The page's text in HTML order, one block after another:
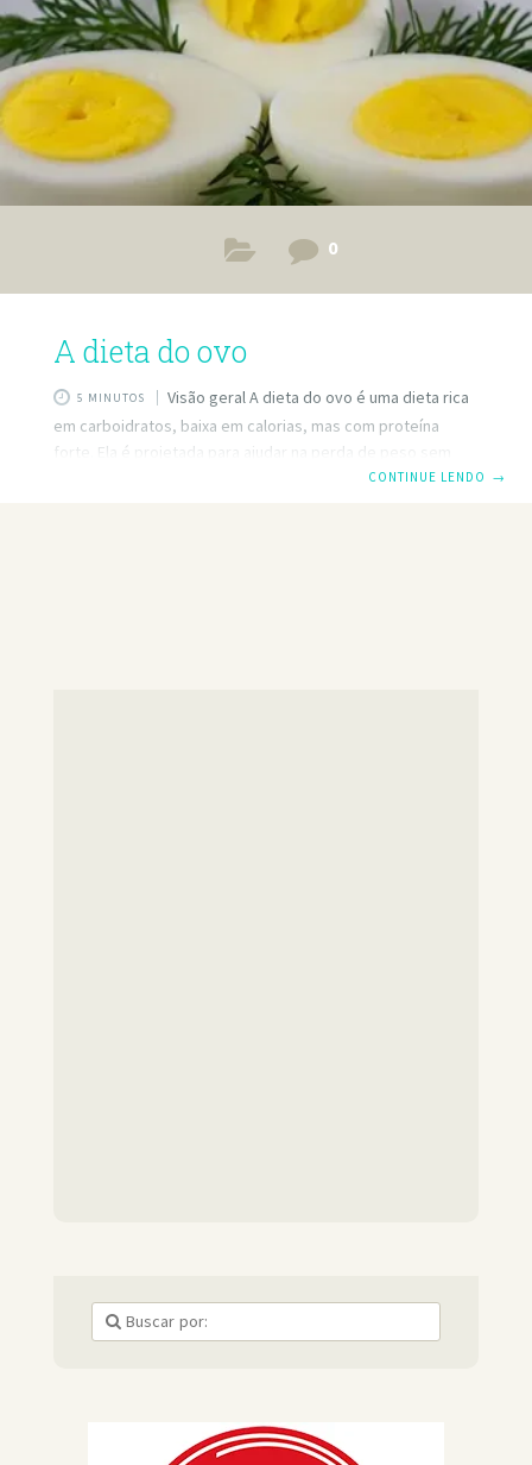
metabolismo e
0
A dieta do ovo
5 MINUTOS
Visão geral A dieta do ovo é uma dieta rica
em carboidratos, baixa em calorias, mas com proteína
forte. Ela é projetada para ajudar na perda de peso sem
sacrificar a proteína necessária para construirCONTINUE LENDO →